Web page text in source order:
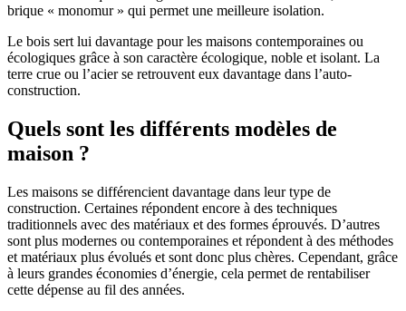
brique « monomur » qui permet une meilleure isolation.
Le bois sert lui davantage pour les maisons contemporaines ou
écologiques grâce à son caractère écologique, noble et isolant. La
terre crue ou l’acier se retrouvent eux davantage dans l’auto-
construction.
Quels sont les différents modèles de
maison ?
Les maisons se différencient davantage dans leur type de
construction. Certaines répondent encore à des techniques
traditionnels avec des matériaux et des formes éprouvés. D’autres
sont plus modernes ou contemporaines et répondent à des méthodes
et matériaux plus évolués et sont donc plus chères. Cependant, grâce
à leurs grandes économies d’énergie, cela permet de rentabiliser
cette dépense au fil des années.